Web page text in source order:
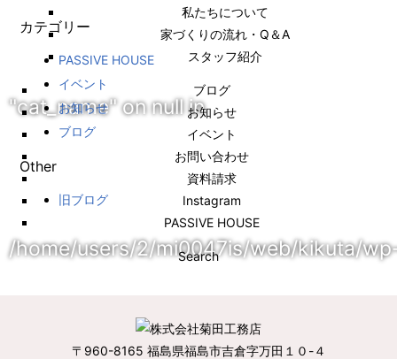
私たちについて
家づくりの流れ・Q＆A
スタッフ紹介
ブログ
お知らせ
イベント
お問い合わせ
資料請求
Instagram
PASSIVE HOUSE
Search
"cat_name" on null in
/home/users/2/mi0047is/web/kikuta/
カテゴリー
PASSIVE HOUSE
イベント
お知らせ
ブログ
Other
旧ブログ
〒960-8165 福島県福島市吉倉字万田１０-４